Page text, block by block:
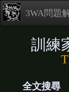
3WA問題
訓練
全文搜尋